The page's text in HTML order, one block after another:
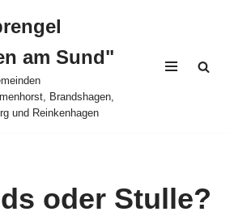
am Sund"
Brandshagen,
und Reinkenhagen
oder Stulle?